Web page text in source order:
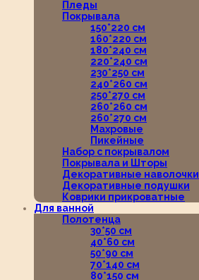
Пледы
Покрывала
150*220 см
160*220 см
180*240 см
220*240 см
230*250 см
240*260 см
250*270 см
260*260 см
260*270 см
Махровые
Пикейные
Набор с покрывалом
Покрывала и Шторы
Декоративные наволочки
Декоративные подушки
Коврики прикроватные
Для ванной
Полотенца
30*50 см
40*60 см
50*90 см
70*140 см
80*150 см